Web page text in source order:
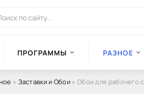
ПРОГРАММЫ РАЗНОЕ
» Заставки и Обои » Обои для рабочего